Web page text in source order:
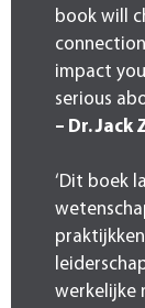
book will
impact
serious
– Dr. Jack
‘Dit boek
werkelijke